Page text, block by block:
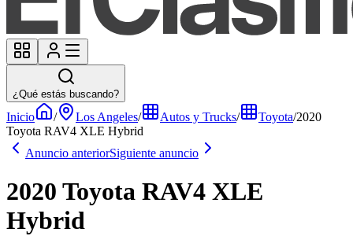
¿Qué estás buscando?
Inicio / Los Angeles/ Autos y Trucks/ Toyota/2020
Toyota RAV4 XLE Hybrid
Anuncio anteriorSiguiente anuncio
2020 Toyota RAV4 XLE
Hybrid